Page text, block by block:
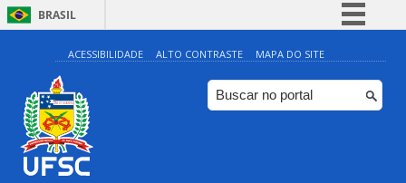
BRASIL
Simplifique!
Comunica BR
Participe
ACESSIBILIDADE ALTO CONTRASTE MAPA DO SITE